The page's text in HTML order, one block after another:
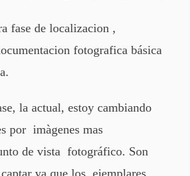
fase de localizacion ,
fotografica básica
la actual, estoy cambiando
por imàgenes mas
de vista fotográfico. Son
ya que los ejemplares